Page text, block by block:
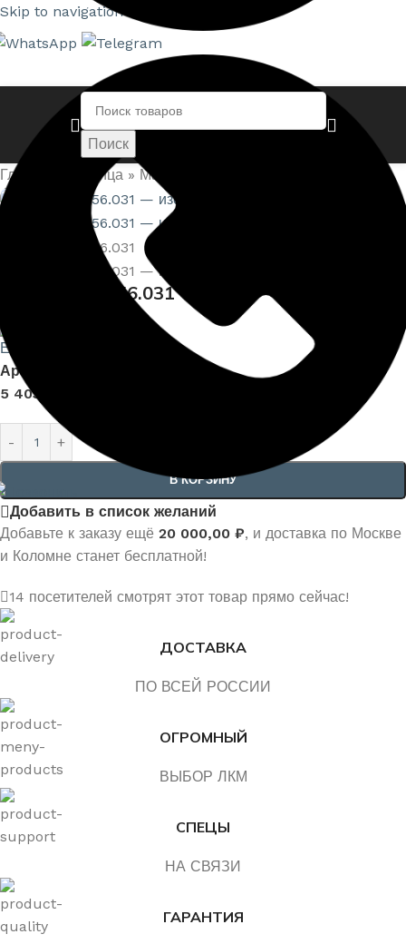
Skip to navigation
Поиск
Главная страница » Магазин
Нажмите, чтобы увеличить
Розетки — 1.56.031
Артикул:
5 403,00
В КОРЗИНУ
Добавить в список желаний
Добавьте к заказу ещё 20 000,00 ₽, и доставка по Москве
и Коломне станет бесплатной!
14 посетителей смотрят этот товар прямо сейчас!
ДОСТАВКА
ПО ВСЕЙ РОССИИ
ОГРОМНЫЙ
ВЫБОР ЛКМ
СПЕЦЫ
НА СВЯЗИ
ГАРАНТИЯ